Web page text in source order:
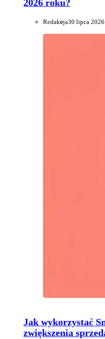
2026 roku?
Redakcja30 lipca 2026
Jak wykorzystać
zwiększenia